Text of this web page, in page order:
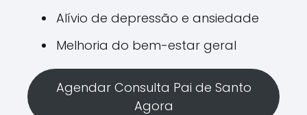
Alívio de depressão e ansiedade
Melhoria do bem-estar geral
Agendar Consulta Pai de Santo
Agora